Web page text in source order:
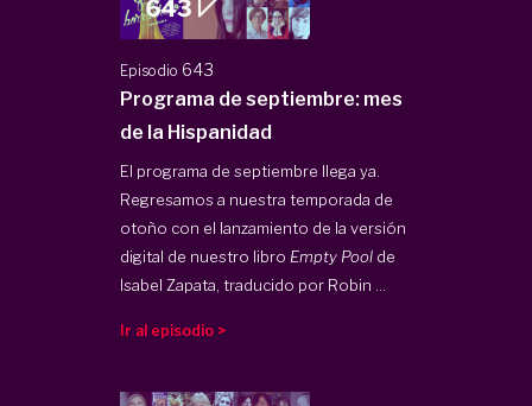
Episodio 643
Programa de septiembre: mes
de la Hispanidad
El programa de septiembre llega ya.
Regresamos a nuestra temporada de
otoño con el lanzamiento de la versión
digital de nuestro libro Empty Pool de
Isabel Zapata, traducido por Robin ...
Ir al episodio >